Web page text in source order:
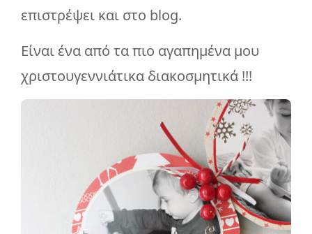
επιστρέψει και στο blog.
Είναι ένα από τα πιο αγαπημένα μου
χριστουγεννιάτικα διακοσμητικά !!!